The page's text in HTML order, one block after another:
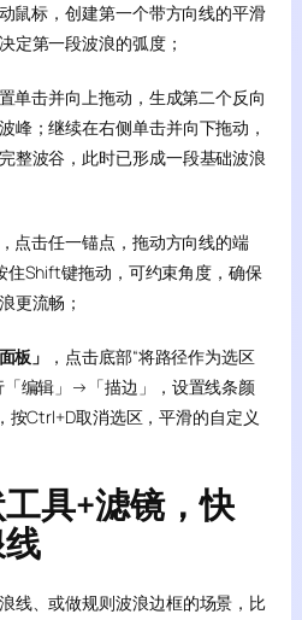
鼠标，创建第一个带方向线的平滑
定第一段波浪的弧度；
单击并向上拖动，生成第二个反向
峰；继续在右侧单击并向下拖动，
整波谷，此时已形成一段基础波浪
，点击任一锚点，拖动方向线的端
Shift键拖动，可约束角度，确保
更流畅；
板」
，点击底部“将路径作为选区
「编辑」→「描边」，设置线条颜
按Ctrl+D取消选区，平滑的自定义
具+滤镜，快
线、或做规则波浪边框的场景，比